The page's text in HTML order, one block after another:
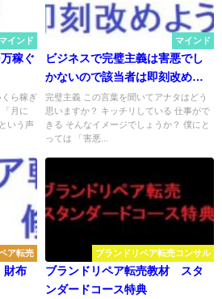
インド
稼ぐ
ら稼ぎ
月に
いう声
マインド
ビジネスで完璧主義は害悪でし
かないので該当者は即刻改めま
しょう
完璧主義 この言葉を聞いてアナタはどう
思いますか？ キッチリしている 仕事がで
きる そんなイメージでしょうか？ 僕にと
っては 「害悪...
ア転売
財布
ブランドリペア転売コンサル
ブランドリペア転売教材 スタ
ンダードコース特典